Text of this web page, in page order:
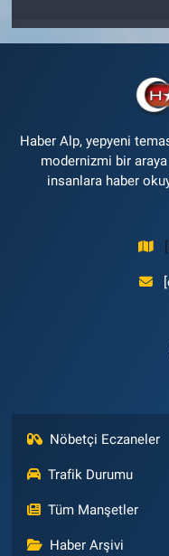
Haber Alp, yepyeni
modernizmi bir
insanlara haber
Nöbetçi Eczaneler
Trafik Durumu
Tüm Manşetler
Haber Arşivi